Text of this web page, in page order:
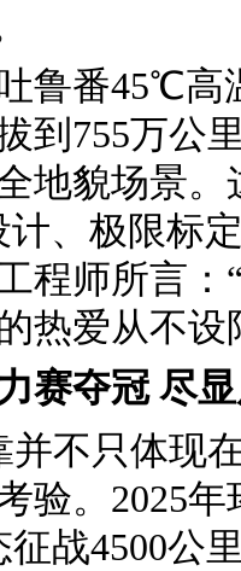
鲁番45℃
到755万公
地貌场景。
、极限标
师所言：
热爱从不设
赛夺冠 尽
并不只体现
验。2025
战4500公